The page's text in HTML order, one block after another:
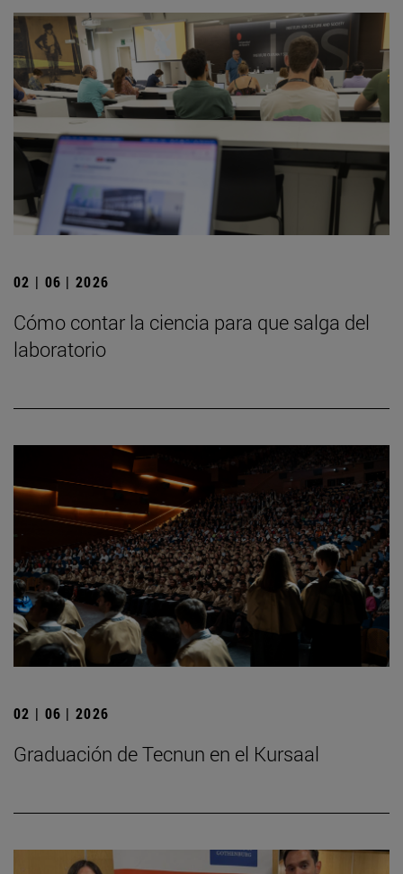
02 | 06 | 2026
Cómo contar la ciencia para que salga del
laboratorio
02 | 06 | 2026
Graduación de Tecnun en el Kursaal